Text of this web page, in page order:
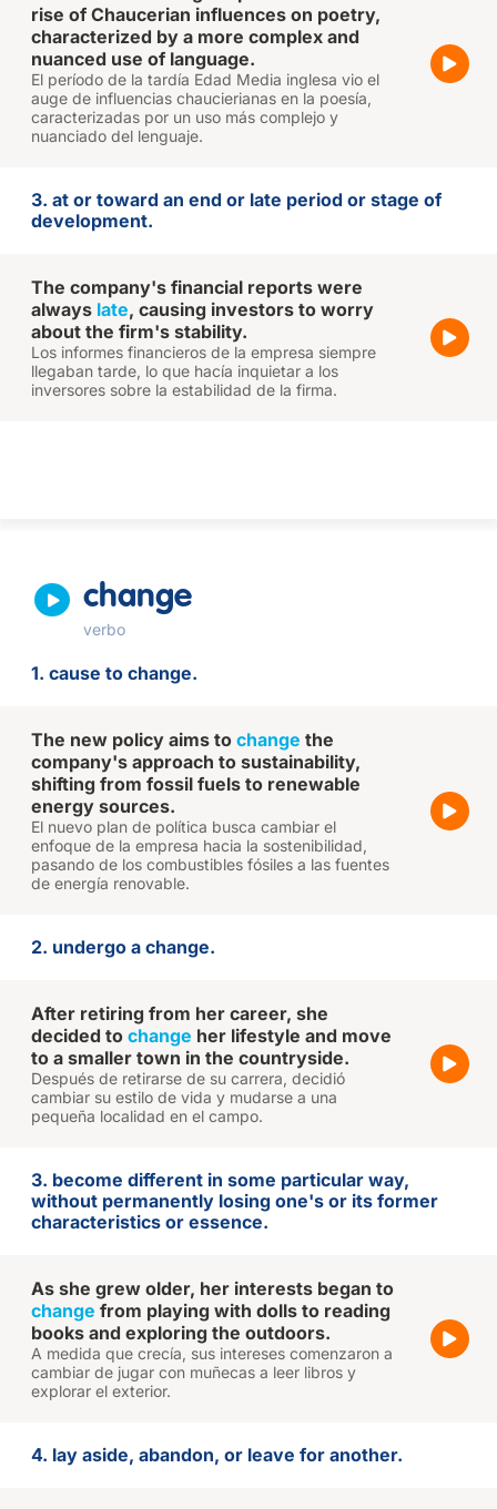
rise of Chaucerian influences on poetry,
characterized by a more complex and
nuanced use of language.
El período de la tardía Edad Media inglesa vio el
auge de influencias chaucierianas en la poesía,
caracterizadas por un uso más complejo y
nuanciado del lenguaje.
3. at or toward an end or late period or stage of
development.
The company's financial reports were
always late, causing investors to worry
about the firm's stability.
Los informes financieros de la empresa siempre
llegaban tarde, lo que hacía inquietar a los
inversores sobre la estabilidad de la firma.
change
verbo
1. cause to change.
The new policy aims to change the
company's approach to sustainability,
shifting from fossil fuels to renewable
energy sources.
El nuevo plan de política busca cambiar el
enfoque de la empresa hacia la sostenibilidad,
pasando de los combustibles fósiles a las fuentes
de energía renovable.
2. undergo a change.
After retiring from her career, she
decided to change her lifestyle and move
to a smaller town in the countryside.
Después de retirarse de su carrera, decidió
cambiar su estilo de vida y mudarse a una
pequeña localidad en el campo.
3. become different in some particular way,
without permanently losing one's or its former
characteristics or essence.
As she grew older, her interests began to
change from playing with dolls to reading
books and exploring the outdoors.
A medida que crecía, sus intereses comenzaron a
cambiar de jugar con muñecas a leer libros y
explorar el exterior.
4. lay aside, abandon, or leave for another.